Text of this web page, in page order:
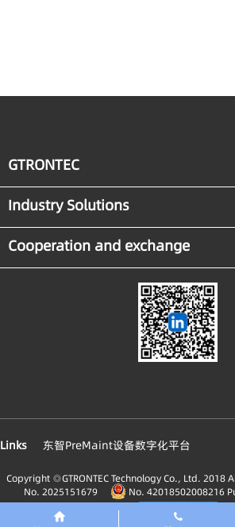
GTRONTEC
Industry Solutions
Cooperation and exchange
Links 东智PreMaint设备数字化平台
Copyright ◎GTRONTEC Technology Co., Ltd. 2018
No. 2025151679
No. 42018502008216